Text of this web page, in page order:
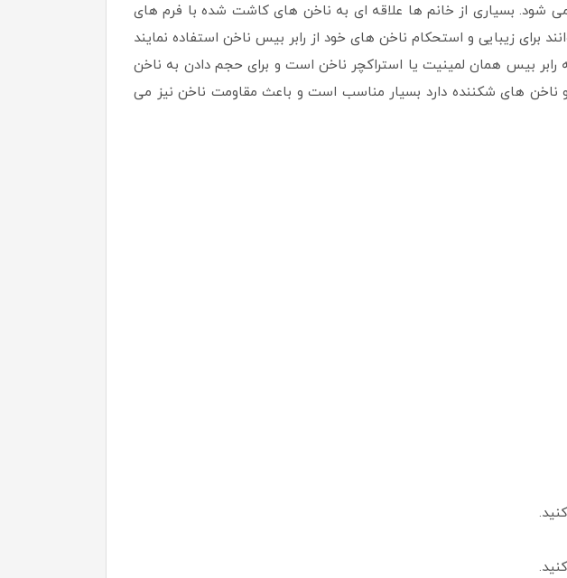
شود. بسیاری از خانم ها علاقه ای به ناخن های کاشت شده با فرم های
برای زیبایی و استحکام ناخن های خود از رابر بیس ناخن استفاده نمایند
رابر بیس همان لمینیت یا استراکچر ناخن است و برای حجم دادن به ناخن
های شکننده دارد بسیار مناسب است و باعث مقاومت ناخن نیز می